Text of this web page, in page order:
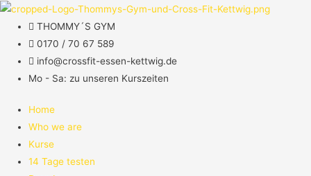
THOMMY´S GYM
0170 / 70 67 589​
info@crossfit-essen-kettwig.de
Mo - Sa: zu unseren Kurszeiten
Home
Who we are
Kurse
14 Tage testen